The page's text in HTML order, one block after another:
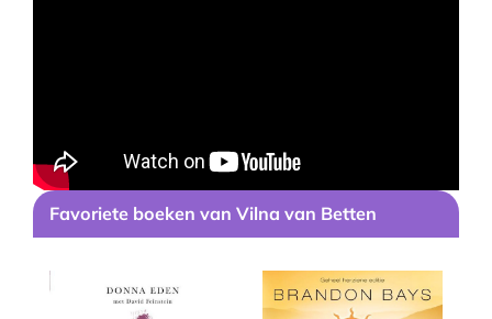
Favoriete boeken van Vilna van Betten